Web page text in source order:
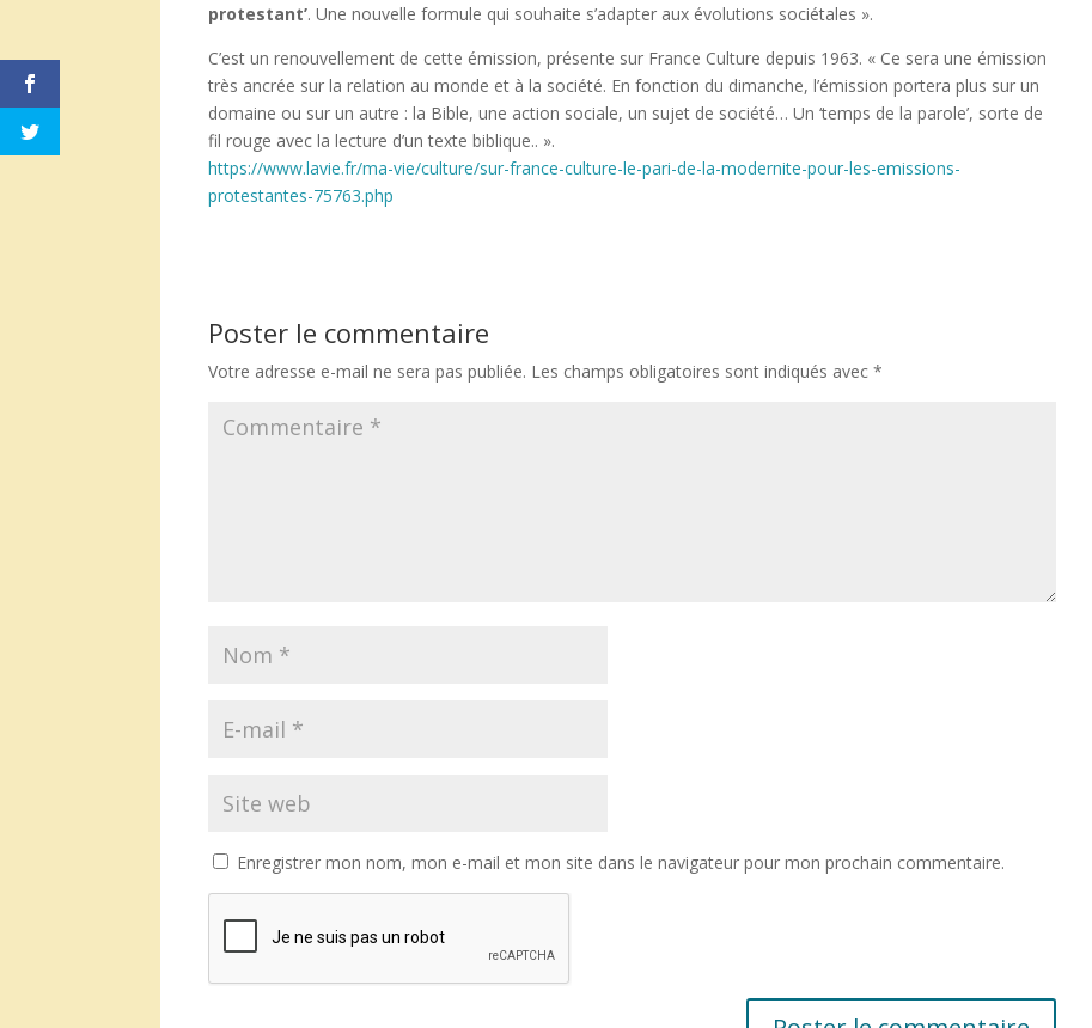
protestant’. Une nouvelle formule qui souhaite s’adapter aux évolutions sociétales ».
C’est un renouvellement de cette émission, présente sur France Culture depuis 1963. « Ce sera une émission
très ancrée sur la relation au monde et à la société. En fonction du dimanche, l’émission portera plus sur un
domaine ou sur un autre : la Bible, une action sociale, un sujet de société… Un ‘temps de la parole’, sorte de
fil rouge avec la lecture d’un texte biblique.. ».
https://www.lavie.fr/ma-vie/culture/sur-france-culture-le-pari-de-la-modernite-pour-les-emissions-
protestantes-75763.php
Poster le commentaire
Votre adresse e-mail ne sera pas publiée. Les champs obligatoires sont indiqués avec*
Enregistrer mon nom, mon e-mail et mon site dans le navigateur pour mon prochain commentaire.